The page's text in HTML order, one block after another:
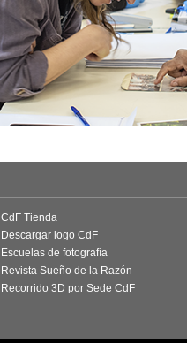
CdF Tienda
Descargar logo CdF
Escuelas de fotografía
Revista Sueño de la Razón
Recorrido 3D por Sede CdF